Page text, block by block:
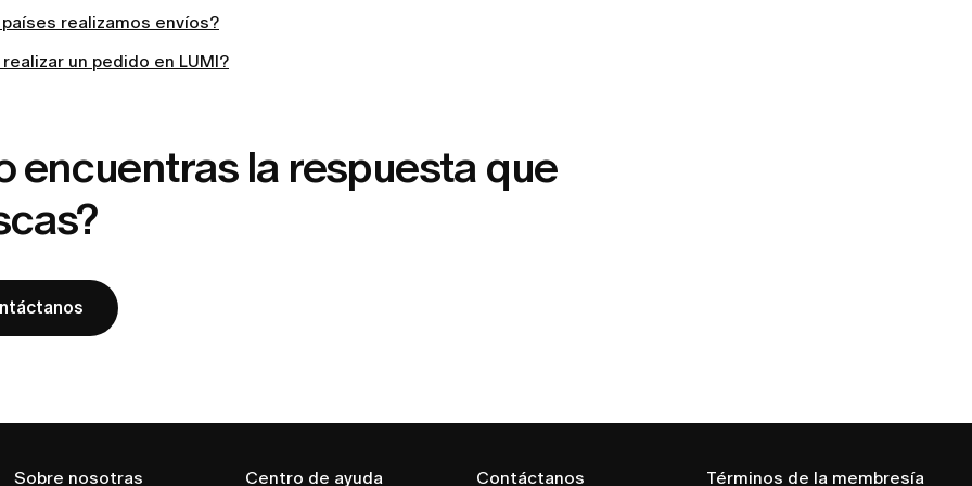
realizamos envíos?
un pedido en LUMI?
encuentras la respuesta que
Sobre nosotras Centro de ayuda Contáctanos Términos de la membresía